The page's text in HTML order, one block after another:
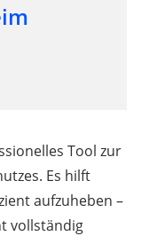
Tool zur
Es hilft
aufzuheben –
vollständig